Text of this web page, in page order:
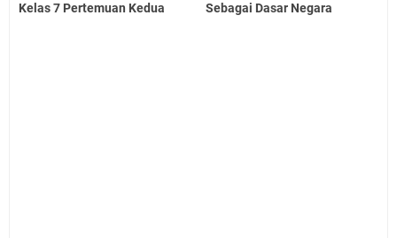
Kelas 7 Pertemuan Kedua
Sebagai Dasar Negara